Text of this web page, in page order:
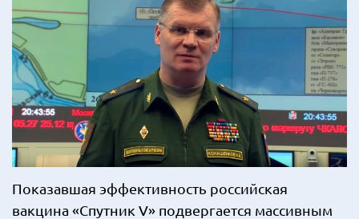
Показавшая эффективность российская
вакцина «Спутник V» подвергается массивным